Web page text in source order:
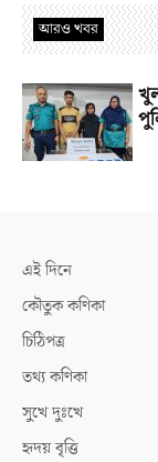
আরও খবর
এই দিনে
কৌতুক কণিকা
চিঠিপত্র
তথ্য কণিকা
সুখে দুঃখে
হৃদয় বৃত্তি